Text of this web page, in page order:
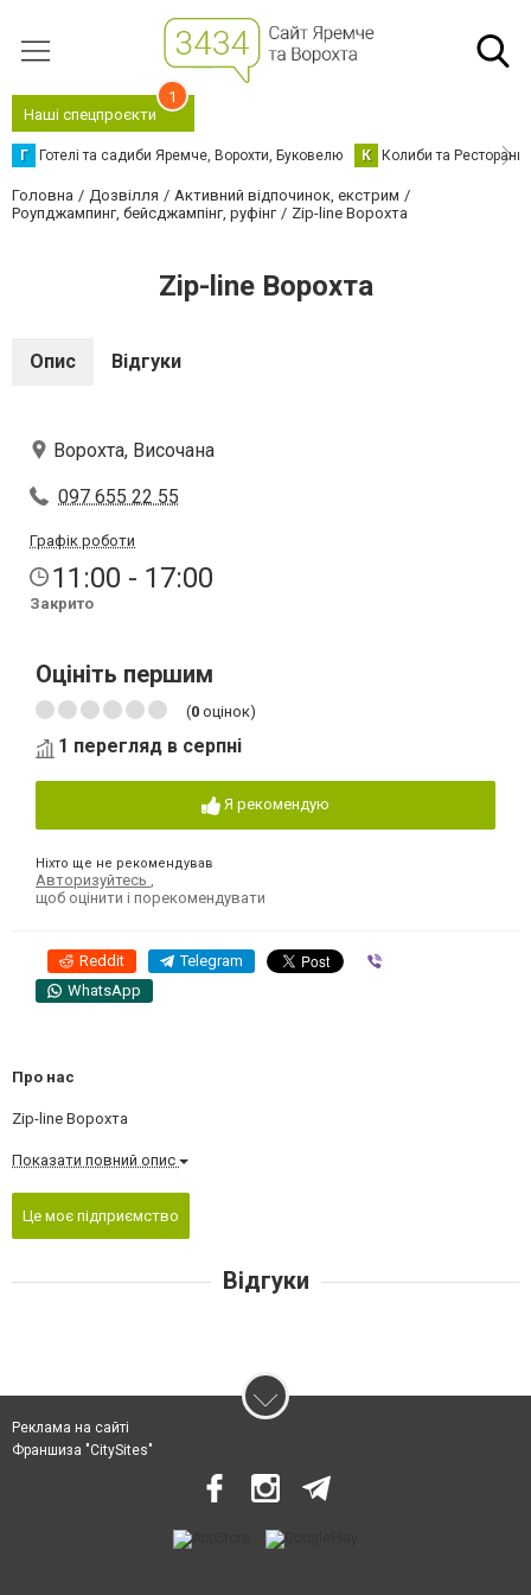
Наші спецпроєкти
1
Г Готелі та садиби Яремче, Ворохти, Буковелю К Колиби та Ресторани
Головна Дозвілля
Активний відпочинок, екстрим
Роупджампинг, бейсджампінг, руфінг
Zip-line Ворохта
Zip-line Ворохта
Опис Відгуки
Ворохта, Височана
097 655 22 55
Графік роботи
11:00 - 17:00
Закрито
Оцініть першим
(0 оцінок)
1 перегляд в серпні
Я рекомендую
Ніхто ще не рекомендував
Авторизуйтесь
щоб оцінити і порекомендувати
Reddit Telegram
WhatsApp
Про нас
Zip-line Ворохта
Показати повний опис
Це моє підприємство
Відгуки
Реклама на сайті
Франшиза "CitySites"